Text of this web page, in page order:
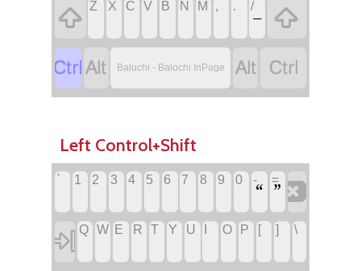
‏ Z‏ X
‏ C
‏ V
‏ B
‏ N‏ M
‏ , . /‏ ‏
‏‏ Baluchi - Balochi InPage ‏ ‏
Left Control+Shift
` 1‏ 2‏ 3‏ 4‏ 5‏ 6‏ 7
‏ 8‏ 9‏ 0‏ -‏ =
‏ ‏
‏ Q
‏ W
‏ E
‏ R
‏ T
‏ Y
‏ U
‏ O
‏ P
‏ [ ] \‏